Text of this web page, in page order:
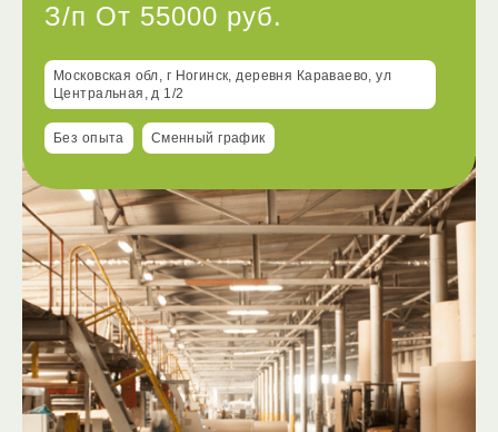
З/п От 55000 руб.
Московская обл, г Ногинск, деревня Караваево, ул
Центральная, д 1/2
Без опыта Сменный график